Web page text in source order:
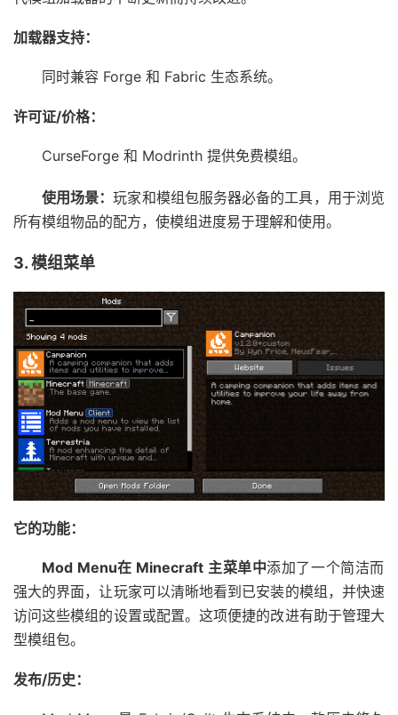
加载器支持：
同时兼容 Forge 和 Fabric 生态系统。
许可证/价格：
CurseForge 和 Modrinth 提供免费模组。
使用场景：玩家和模组包服务器必备的工具，用于浏览
所有模组物品的配方，使模组进度易于理解和使用。
3. 模组菜单
它的功能：
Mod Menu在 Minecraft 主菜单中添加了一个简洁而
强大的界面，让玩家可以清晰地看到已安装的模组，并快速
访问这些模组的设置或配置。这项便捷的改进有助于管理大
型模组包。
发布/历史：